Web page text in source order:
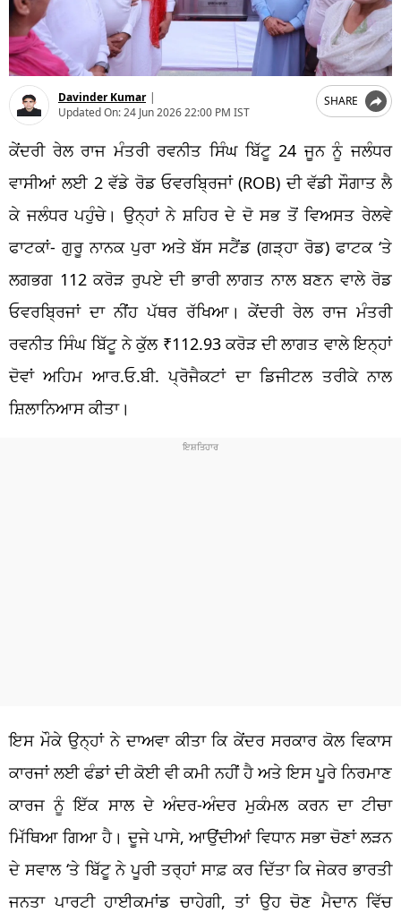
Davinder Kumar |
Updated On:24 Jun 2026 22:00 PM IST
SHARE
ਕੇਂਦਰੀ ਰੇਲ ਰਾਜ ਮੰਤਰੀ ਰਵਨੀਤ ਸਿੰਘ ਬਿੱਟੂ 24 ਜੂਨ ਨੂੰ ਜਲੰਧਰ
ਵਾਸੀਆਂ ਲਈ 2 ਵੱਡੇ ਰੋਡ ਓਵਰਬ੍ਰਿਜਾਂ (ROB) ਦੀ ਵੱਡੀ ਸੌਗਾਤ ਲੈ
ਕੇ ਜਲੰਧਰ ਪਹੁੰਚੇ। ਉਨ੍ਹਾਂ ਨੇ ਸ਼ਹਿਰ ਦੇ ਦੋ ਸਭ ਤੋਂ ਵਿਅਸਤ ਰੇਲਵੇ
ਫਾਟਕਾਂ- ਗੁਰੂ ਨਾਨਕ ਪੁਰਾ ਅਤੇ ਬੱਸ ਸਟੈਂਡ (ਗੜ੍ਹਾ ਰੋਡ) ਫਾਟਕ ‘ਤੇ
ਲਗਭਗ 112 ਕਰੋੜ ਰੁਪਏ ਦੀ ਭਾਰੀ ਲਾਗਤ ਨਾਲ ਬਣਨ ਵਾਲੇ ਰੋਡ
ਓਵਰਬ੍ਰਿਜਾਂ ਦਾ ਨੀਂਹ ਪੱਥਰ ਰੱਖਿਆ। ਕੇਂਦਰੀ ਰੇਲ ਰਾਜ ਮੰਤਰੀ
ਰਵਨੀਤ ਸਿੰਘ ਬਿੱਟੂ ਨੇ ਕੁੱਲ ₹112.93 ਕਰੋੜ ਦੀ ਲਾਗਤ ਵਾਲੇ ਇਨ੍ਹਾਂ
ਦੋਵਾਂ ਅਹਿਮ ਆਰ.ਓ.ਬੀ. ਪ੍ਰੋਜੈਕਟਾਂ ਦਾ ਡਿਜੀਟਲ ਤਰੀਕੇ ਨਾਲ
ਸ਼ਿਲਾਨਿਆਸ ਕੀਤਾ।
ਇਸ ਮੌਕੇ ਉਨ੍ਹਾਂ ਨੇ ਦਾਅਵਾ ਕੀਤਾ ਕਿ ਕੇਂਦਰ ਸਰਕਾਰ ਕੋਲ ਵਿਕਾਸ
ਕਾਰਜਾਂ ਲਈ ਫੰਡਾਂ ਦੀ ਕੋਈ ਵੀ ਕਮੀ ਨਹੀਂ ਹੈ ਅਤੇ ਇਸ ਪੂਰੇ ਨਿਰਮਾਣ
ਕਾਰਜ ਨੂੰ ਇੱਕ ਸਾਲ ਦੇ ਅੰਦਰ-ਅੰਦਰ ਮੁਕੰਮਲ ਕਰਨ ਦਾ ਟੀਚਾ
ਮਿੱਥਿਆ ਗਿਆ ਹੈ। ਦੂਜੇ ਪਾਸੇ, ਆਉਂਦੀਆਂ ਵਿਧਾਨ ਸਭਾ ਚੋਣਾਂ ਲੜਨ
ਦੇ ਸਵਾਲ ‘ਤੇ ਬਿੱਟੂ ਨੇ ਪੂਰੀ ਤਰ੍ਹਾਂ ਸਾਫ਼ ਕਰ ਦਿੱਤਾ ਕਿ ਜੇਕਰ ਭਾਰਤੀ
ਜਨਤਾ ਪਾਰਟੀ ਹਾਈਕਮਾਂਡ ਚਾਹੇਗੀ, ਤਾਂ ਉਹ ਚੋਣ ਮੈਦਾਨ ਵਿੱਚ